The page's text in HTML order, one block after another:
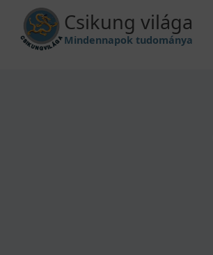
Csikung világa
Mindennapok tudománya